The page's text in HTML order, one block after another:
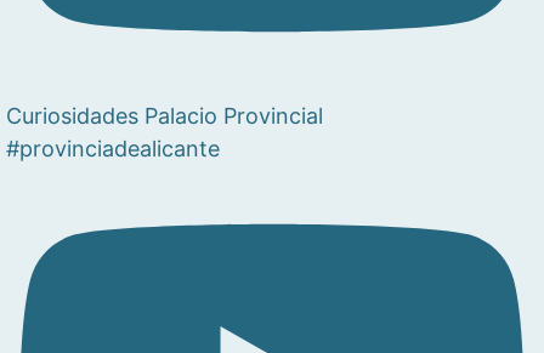
Curiosidades Palacio Provincial
#provinciadealicante